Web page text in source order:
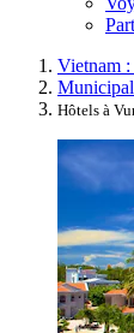
Vietnam :
Hôtels à